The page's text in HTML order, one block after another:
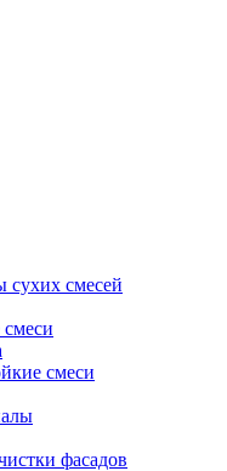
сухих смесей
смеси
фасадов